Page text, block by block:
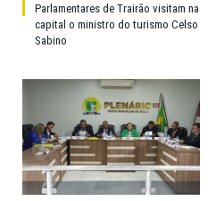
Parlamentares de Trairão visitam na
capital o ministro do turismo Celso
Sabino